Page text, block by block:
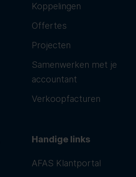
Koppelingen
Offertes
Projecten
Samenwerken met je
accountant
Verkoopfacturen
Handige links
AFAS Klantportal